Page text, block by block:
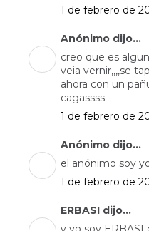
1 de febrero de
Anónimo dijo...
creo que es
veia vernir,,,,se
ahora con un
cagassss
1 de febrero de
Anónimo dijo...
el anónimo soy
1 de febrero de
ERBASI dijo...